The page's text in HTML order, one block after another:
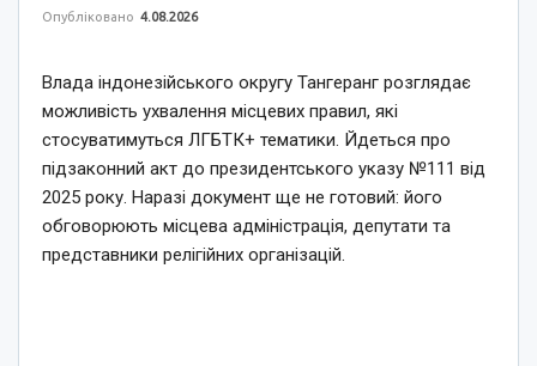
Опубліковано 4.08.2026
Влада індонезійського округу Тангеранг розглядає
можливість ухвалення місцевих правил, які
стосуватимуться ЛГБТК+ тематики. Йдеться про
підзаконний акт до президентського указу №111 від
2025 року. Наразі документ ще не готовий: його
обговорюють місцева адміністрація, депутати та
представники релігійних організацій.